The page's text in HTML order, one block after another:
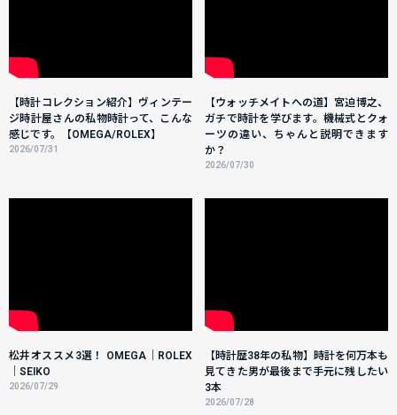
【時計コレクション紹介】ヴィンテー
ジ時計屋さんの私物時計って、こんな
感じです。【OMEGA/ROLEX】
2026/07/31
【ウォッチメイトへの道】宮迫博之、
ガチで時計を学びます。機械式とクォ
ーツの違い、ちゃんと説明できます
か？
2026/07/30
松井オススメ3選！ OMEGA｜ROLEX
｜SEIKO
2026/07/29
【時計歴38年の私物】時計を何万本も
見てきた男が最後まで手元に残したい
3本
2026/07/28